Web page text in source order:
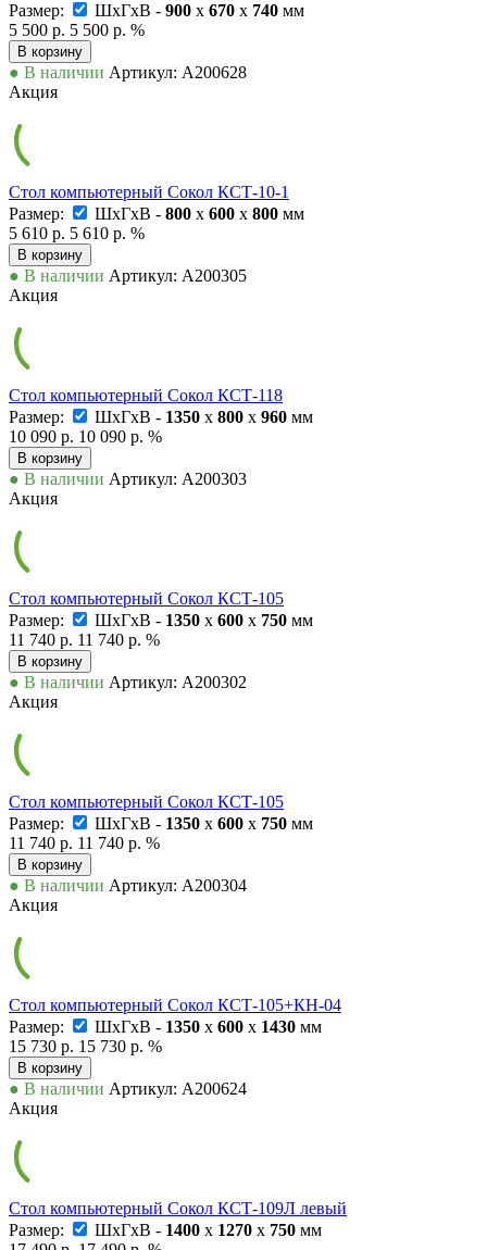
Размер:
ШxГxВ - 900 x 670 x 740 мм
5 500 р. 5 500 р. %
В корзину
● В наличии Артикул: А200628
Акция
Стол компьютерный Сокол КСТ-10-1
Размер:
ШxГxВ - 800 x 600 x 800 мм
5 610 р. 5 610 р. %
В корзину
● В наличии Артикул: А200305
Акция
Стол компьютерный Сокол КСТ-118
Размер:
ШxГxВ - 1350 x 800 x 960 мм
10 090 р. 10 090 р. %
В корзину
● В наличии Артикул: А200303
Акция
Стол компьютерный Сокол КСТ-105
Размер:
ШxГxВ - 1350 x 600 x 750 мм
11 740 р. 11 740 р. %
В корзину
● В наличии Артикул: А200302
Акция
Стол компьютерный Сокол КСТ-105
Размер:
ШxГxВ - 1350 x 600 x 750 мм
11 740 р. 11 740 р. %
В корзину
● В наличии Артикул: А200304
Акция
Стол компьютерный Сокол КСТ-105+КН-04
Размер:
ШxГxВ - 1350 x 600 x 1430 мм
15 730 р. 15 730 р. %
В корзину
● В наличии Артикул: А200624
Акция
Стол компьютерный Сокол КСТ-109Л левый
Размер:
ШxГxВ - 1400 x 1270 x 750 мм